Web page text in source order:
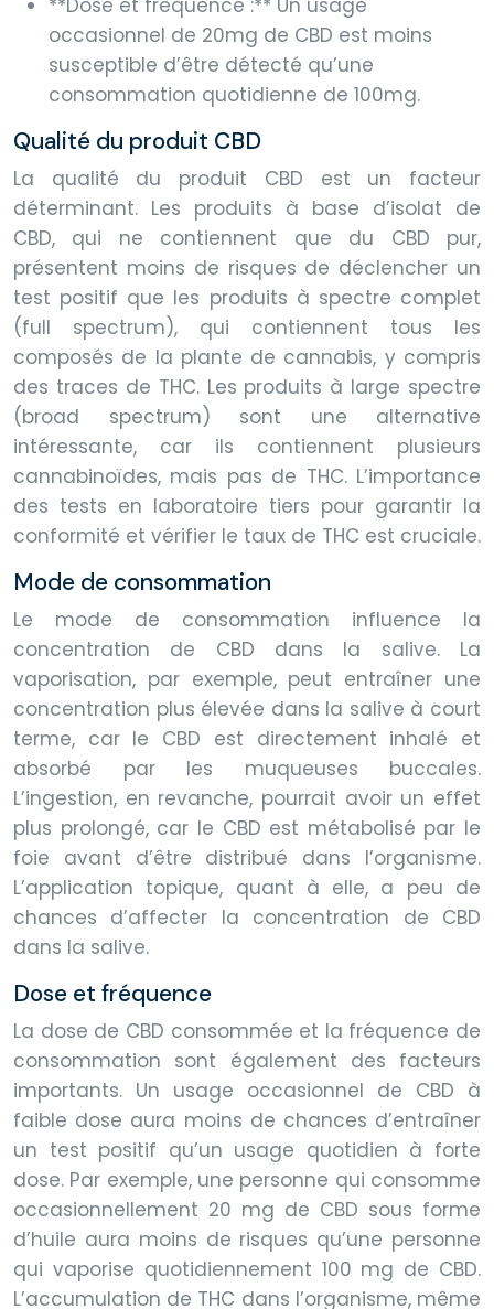
**Dose et fréquence :** Un usage
occasionnel de 20mg de CBD est moins
susceptible d’être détecté qu’une
consommation quotidienne de 100mg.
Qualité du produit CBD
La qualité du produit CBD est un facteur
déterminant. Les produits à base d’isolat de
CBD, qui ne contiennent que du CBD pur,
présentent moins de risques de déclencher un
test positif que les produits à spectre complet
(full spectrum), qui contiennent tous les
composés de la plante de cannabis, y compris
des traces de THC. Les produits à large spectre
(broad spectrum) sont une alternative
intéressante, car ils contiennent plusieurs
cannabinoïdes, mais pas de THC. L’importance
des tests en laboratoire tiers pour garantir la
conformité et vérifier le taux de THC est cruciale.
Mode de consommation
Le mode de consommation influence la
concentration de CBD dans la salive. La
vaporisation, par exemple, peut entraîner une
concentration plus élevée dans la salive à court
terme, car le CBD est directement inhalé et
absorbé par les muqueuses buccales.
L’ingestion, en revanche, pourrait avoir un effet
plus prolongé, car le CBD est métabolisé par le
foie avant d’être distribué dans l’organisme.
L’application topique, quant à elle, a peu de
chances d’affecter la concentration de CBD
dans la salive.
Dose et fréquence
La dose de CBD consommée et la fréquence de
consommation sont également des facteurs
importants. Un usage occasionnel de CBD à
faible dose aura moins de chances d’entraîner
un test positif qu’un usage quotidien à forte
dose. Par exemple, une personne qui consomme
occasionnellement 20 mg de CBD sous forme
d’huile aura moins de risques qu’une personne
qui vaporise quotidiennement 100 mg de CBD.
L’accumulation de THC dans l’organisme, même